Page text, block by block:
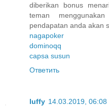
diberikan bonus
teman
pendapatan anda akan
nagapoker
dominoqq
capsa susun
Ответить
luffy 14.03.2019, 06:08